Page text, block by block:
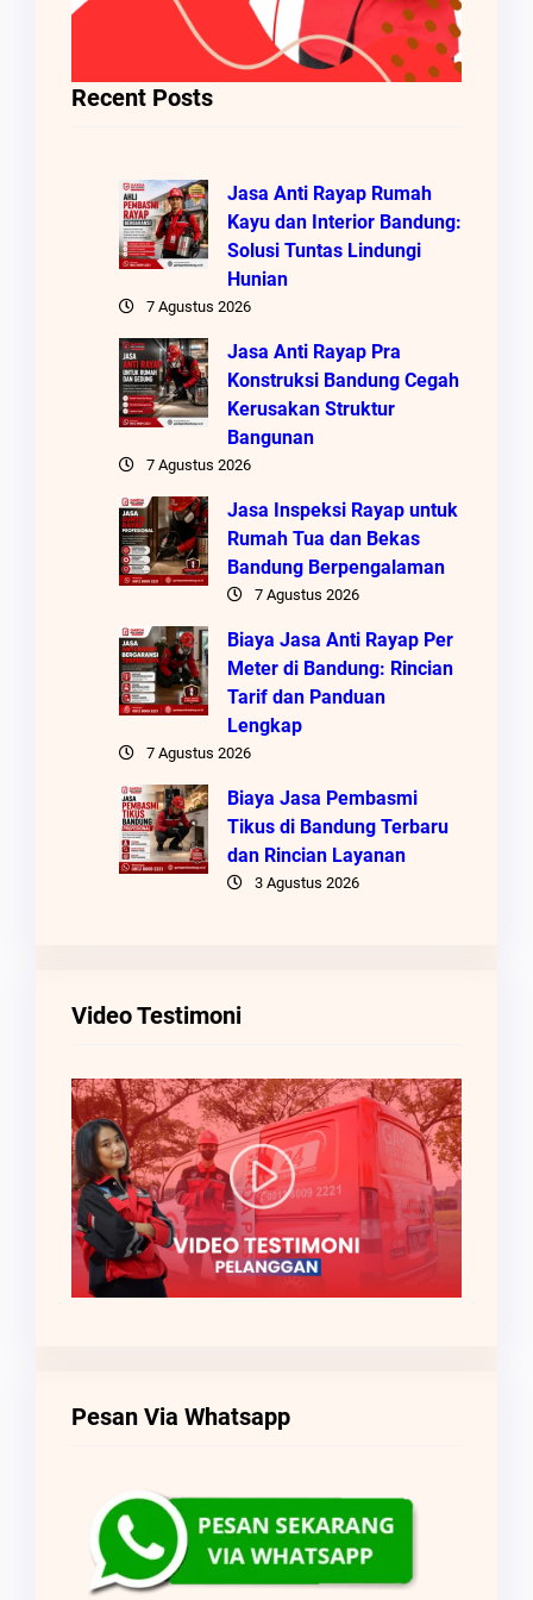
Recent Posts
Jasa Anti Rayap Rumah
Kayu dan Interior Bandung:
Solusi Tuntas Lindungi
Hunian
7 Agustus 2026
Jasa Anti Rayap Pra
Konstruksi Bandung Cegah
Kerusakan Struktur
Bangunan
7 Agustus 2026
Jasa Inspeksi Rayap untuk
Rumah Tua dan Bekas
Bandung Berpengalaman
7 Agustus 2026
Biaya Jasa Anti Rayap Per
Meter di Bandung: Rincian
Tarif dan Panduan
Lengkap
7 Agustus 2026
Biaya Jasa Pembasmi
Tikus di Bandung Terbaru
dan Rincian Layanan
3 Agustus 2026
Video Testimoni
Pesan Via Whatsapp